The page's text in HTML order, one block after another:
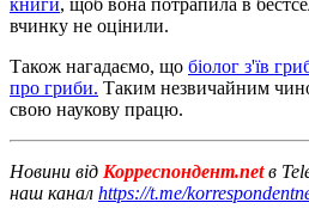
вчинку не оцінили.
Також нагадаємо, що біолог з'їв
про гриби. Таким незвичайним
свою наукову працю.
Новини від Корреспондент.netв
наш канал https://t.me/